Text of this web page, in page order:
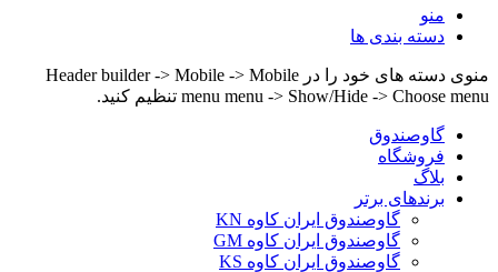
منو
دسته بندی ها
منوی دسته های خود را در Header builder -> Mobile -> Mobile
menu menu -> Show/Hide -> Choose menu تنظیم کنید.
گاوصندوق
فروشگاه
بلاگ
برندهای برتر
گاوصندوق ایران کاوه KN
گاوصندوق ایران کاوه GM
گاوصندوق ایران کاوه KS